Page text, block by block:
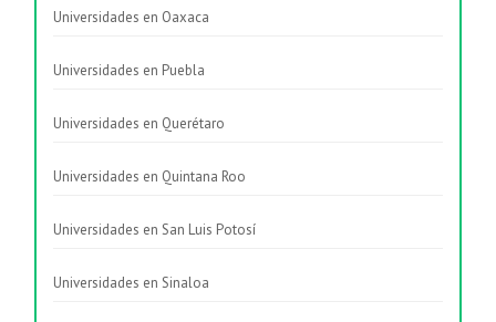
Universidades en Oaxaca
Universidades en Puebla
Universidades en Querétaro
Universidades en Quintana Roo
Universidades en San Luis Potosí
Universidades en Sinaloa